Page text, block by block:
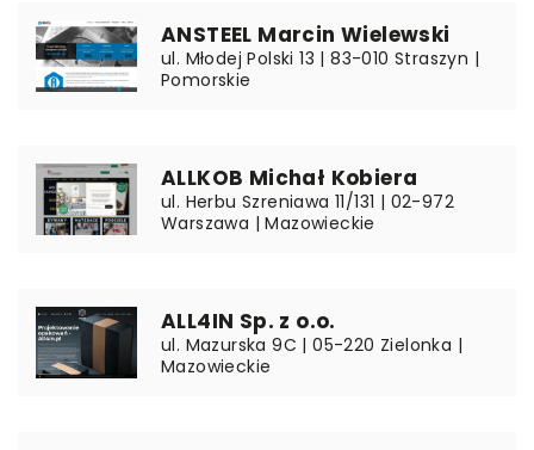
ANSTEEL Marcin Wielewski
ul. Młodej Polski 13 | 83-010 Straszyn |
Pomorskie
ALLKOB Michał Kobiera
ul. Herbu Szreniawa 11/131 | 02-972
Warszawa | Mazowieckie
ALL4IN Sp. z o.o.
ul. Mazurska 9C | 05-220 Zielonka |
Mazowieckie